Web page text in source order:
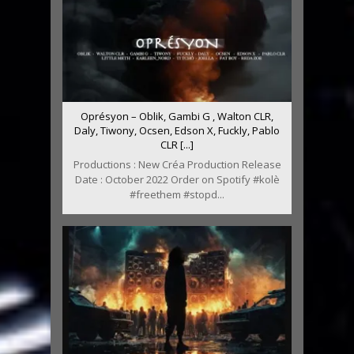
Oprésyon – Oblik, Gambi G , Walton CLR,
Daly, Tiwony, Ocsen, Edson X, Fuckly, Pablo
CLR [...]
Productions : New Créa Production Release
Date : October 2022 Order on Spotify #kolè
#freethem #stopd...